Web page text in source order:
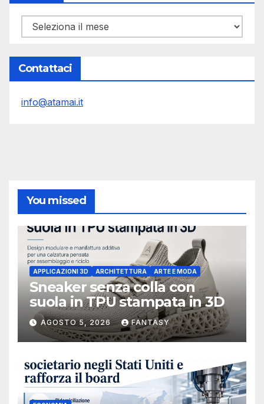
Archivi
Contattaci
info@atamai.it
You missed
APPLICAZIONI 3D ARCHITETTURA ARTE E MODA
Sneaker senza colla con
suola in TPU stampata in 3D
AGOSTO 5, 2026 FANTASY